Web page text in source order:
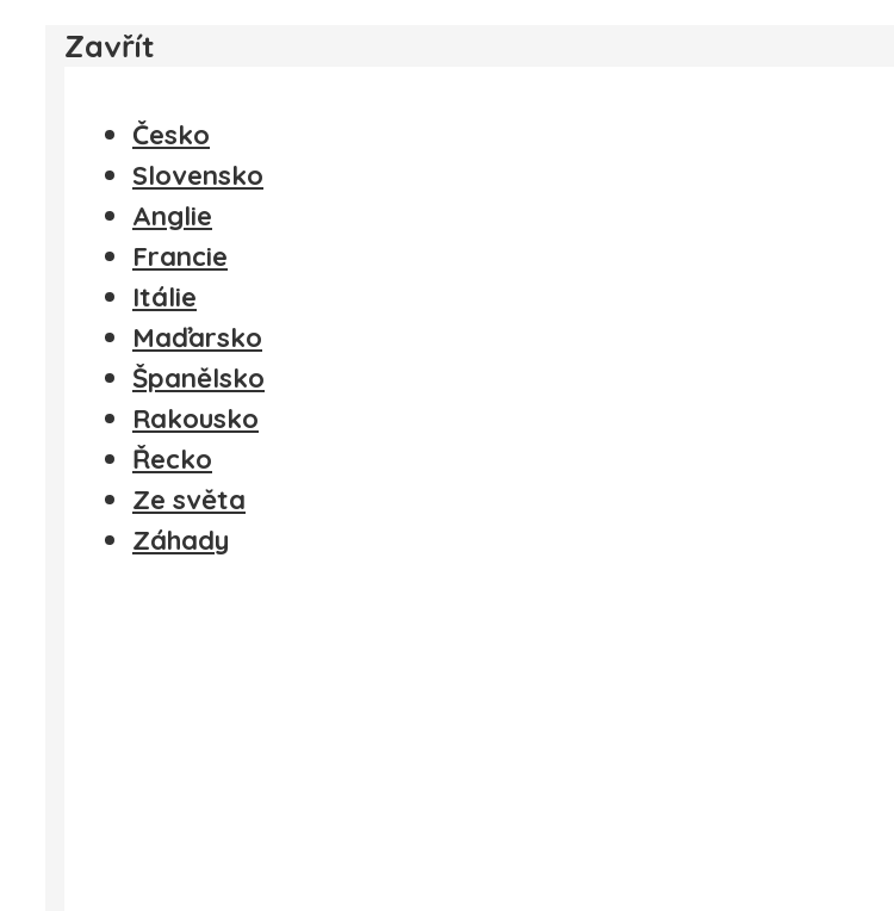
Zavřít
Česko
Slovensko
Anglie
Francie
Itálie
Maďarsko
Španělsko
Rakousko
Řecko
Ze světa
Záhady